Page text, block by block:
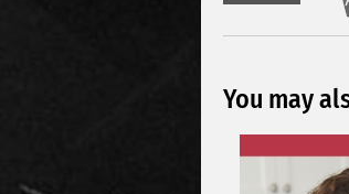
You may